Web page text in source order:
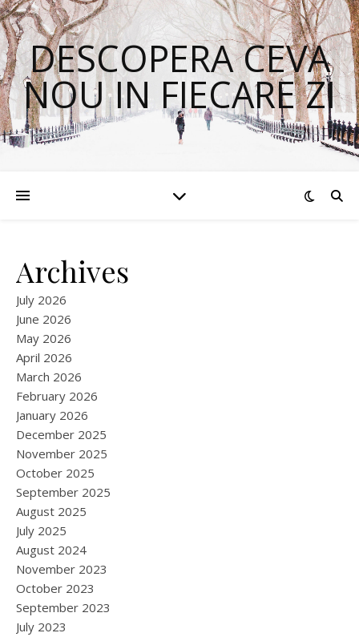
DESCOPERA CEVA
NOU IN FIECARE ZI
Archives
July 2026
June 2026
May 2026
April 2026
March 2026
February 2026
January 2026
December 2025
November 2025
October 2025
September 2025
August 2025
July 2025
August 2024
November 2023
October 2023
September 2023
July 2023